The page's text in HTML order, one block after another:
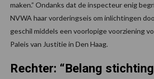
maken.” Ondanks dat de inspecteur enig
NVWA haar vorderingseis om inlichtingen
geschil middels een voorlopige voorziening
Paleis van Justitie in Den Haag.
Rechter: “Belang